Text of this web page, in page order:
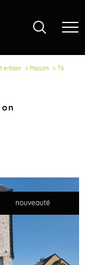
erblon Maison T6
nouveauté